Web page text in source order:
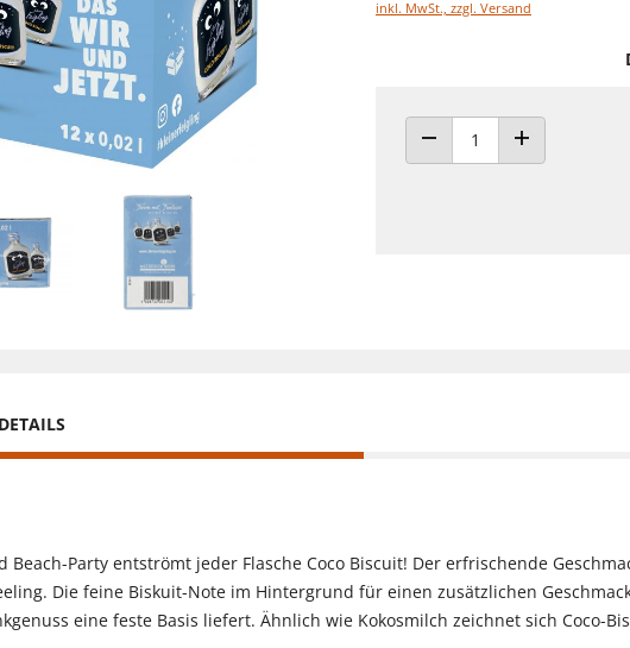
inkl. MwSt., zzgl. Versand
ANZAHL VERRINGERNANZAHL ERHÖHEN
DETAILS
Beach-Party entströmt jeder Flasche Coco Biscuit! Der erfrischende
Die feine Biskuit-Note im Hintergrund für einen zusätzlichen
eine feste Basis liefert. Ähnlich wie Kokosmilch zeichnet sich Coco-